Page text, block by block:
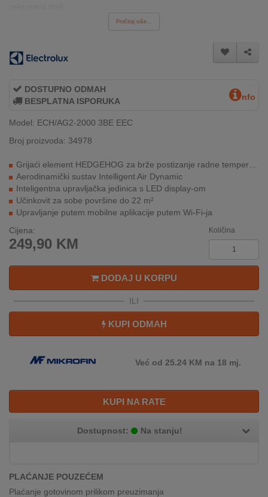
AKCIJE
BRENDOVI
PONUDI
KONTAKT
KUPOVINA
RATE
REKLAMACIJA
SERVIS
KATALOZI
KAKO
IZ
UČINKOVITOSTI
Pročitaj više...
DOSTUPNO ODMAH
BESPLATNA ISPORUKA
nfo
Model: ECH/AG2-2000 3BE EEC
Broj proizvoda: 34978
Grijaći element HEDGEHOG za brže postizanje radne temperature
Aerodinamički sustav Intelligent Air Dynamic
Inteligentna upravljačka jedinica s LED display-om
Učinkovit za sobe površine do 22 m²
Upravljanje putem mobilne aplikacije putem Wi-Fi-ja
Cijena:
249,90 KM
Količina
DODAJ U KORPU
ILI
KUPI ODMAH
Već od 25.24 KM na 18 mj.
KUPI NA RATE
Dostupnost: Na stanju!
PLAĆANJE POUZEĆEM
Plaćanje gotovinom prilikom preuzimanja